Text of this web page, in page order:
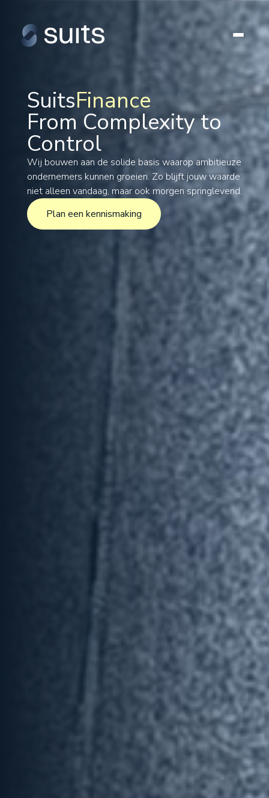
SuitsFinance
Tax
Legal
Formations
International
Projects
From Complexity to
Control
Wij bouwen aan de solide basis waarop ambitieuze
ondernemers kunnen groeien. Zo blijft jouw waarde
niet alleen vandaag, maar ook morgen springlevend.
Plan een kennismaking